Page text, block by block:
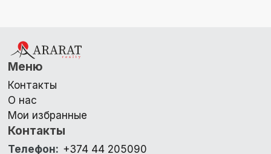
Меню
Контакты
О нас
Мои избранные
Контакты
Телефон: +374 44 205090